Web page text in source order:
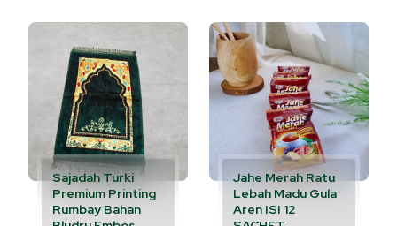
Sajadah Turki
Premium Printing
Rumbay Bahan
Jahe Merah Ratu
Lebah Madu Gula
Aren ISI 12